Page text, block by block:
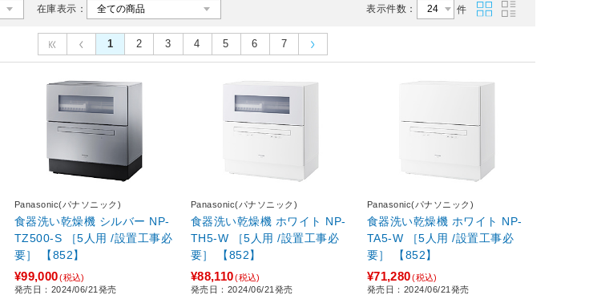
在庫表示： 表示件数： 件
1 2 3 4 5 6 7
Panasonic(パナソニック)
食器洗い乾燥機 シルバー NP-
TZ500-S ［5人用 /設置工事必
要］ 【852】
¥99,000(税込)
発売日：2024/06/21発売
Panasonic(パナソニック)
食器洗い乾燥機 ホワイト NP-
TH5-W ［5人用 /設置工事必
要］ 【852】
¥88,110(税込)
発売日：2024/06/21発売
Panasonic(パナソニック)
食器洗い乾燥機 ホワイト NP-
TA5-W ［5人用 /設置工事必
要］ 【852】
¥71,280(税込)
発売日：2024/06/21発売